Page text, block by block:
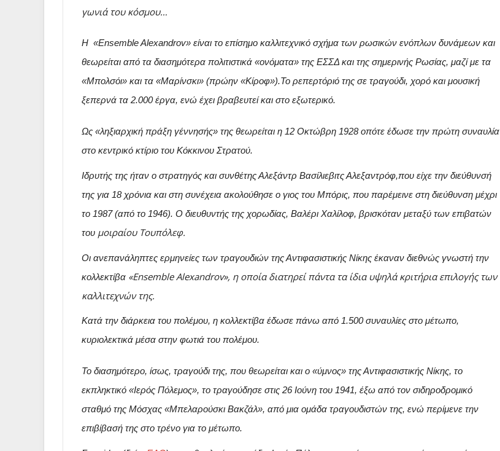
γωνιά του κόσμου…
Η «Ensemble Alexandrov» είναι το επίσημο καλλιτεχνικό σχήμα των ρωσικών ενόπλων δυνάμεων και
θεωρείται από τα διασημότερα πολιτιστικά «ονόματα» της ΕΣΣΔ και της σημερινής Ρωσίας, μαζί με τα
«Μπολσόι» και τα «Μαρίνσκι» (πρώην «Κίροφ»).Το ρεπερτόριό της σε τραγούδι, χορό και μουσική
ξεπερνά τα 2.000 έργα, ενώ έχει βραβευτεί και στο εξωτερικό.
Ως «ληξιαρχική πράξη γέννησής» της θεωρείται η 12 Οκτώβρη 1928 οπότε έδωσε την πρώτη συναυλία
στο κεντρικό κτίριο του Κόκκινου Στρατού.
Ιδρυτής της ήταν ο στρατηγός και συνθέτης Αλεξάντρ Βασίλιεβιτς Αλεξαντρόφ,που είχε την διεύθυνσή
της για 18 χρόνια και στη συνέχεια ακολούθησε ο γιος του Μπόρις, που παρέμεινε στη διεύθυνση μέχρι
το 1987 (από το 1946). Ο διευθυντής της χορωδίας, Βαλέρι Χαλίλοφ, βρισκόταν μεταξύ των επιβατών
του μοιραίου Τουπόλεφ.
Οι ανεπανάληπτες ερμηνείες των τραγουδιών της Αντιφασιστικής Νίκης έκαναν διεθνώς γνωστή την
κολλεκτίβα «Ensemble Alexandrov», η οποία διατηρεί πάντα τα ίδια υψηλά κριτήρια επιλογής των
καλλιτεχνών της.
Κατά την διάρκεια του πολέμου, η κολλεκτίβα έδωσε πάνω από 1.500 συναυλίες στο μέτωπο,
κυριολεκτικά μέσα στην φωτιά του πολέμου.
Το διασημότερο, ίσως, τραγούδι της, που θεωρείται και ο «ύμνος» της Αντιφασιστικής Νίκης, το
εκπληκτικό «Ιερός Πόλεμος», το τραγούδησε στις 26 Ιούνη του 1941, έξω από τον σιδηροδρομικό
σταθμό της Μόσχας «Μπελαρούσκι Βακζάλ», από μια ομάδα τραγουδιστών της, ενώ περίμενε την
επιβίβασή της στο τρένο για το μέτωπο.